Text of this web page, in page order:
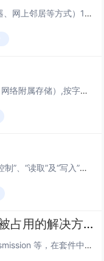
通过samba协议访问NAS（映射网络驱动器、网上邻居等方式）1、windows10更新后默认用本地账户登录,直接提示密码错误，如何重新弹出登陆框输入用户名和密码打开 设置→帐户→登录选项。关掉“更新或重启后，使用我的登录信息自...
NAS（Network Attached Storage：网络附属存储）,按字面意思理解其实就是网络存储器，可以理解为存储资料的网盘，云盘。NAS本身支持多种协议（如NFS、CIFS、FTP、HTTP等），且支持各种操作系统...
文件和文件夹的权限文件夹权限包括“完全控制”、“读取”及“写入”。这些权限中的每一个都是由下面列出和定义的特殊权限的逻辑组组成。1.更改权限允许或拒绝更改文件或文件夹的权限，例如完全控制、读取和写入。2.取得所有权允许或拒绝取得文件或文件夹...
群晖套件重装过程中提示端口被占用的解决方案
群晖的一些套件，比如emby、plex、transmission 等，在套件中心卸载后，再一次重新安装时可能会提示“此套件所需的 XXXC端口已用于另一个服务，或是已被系统保留。请停用或修改冲突的服务，或是联系开发者来修改套件设置”，导致我...